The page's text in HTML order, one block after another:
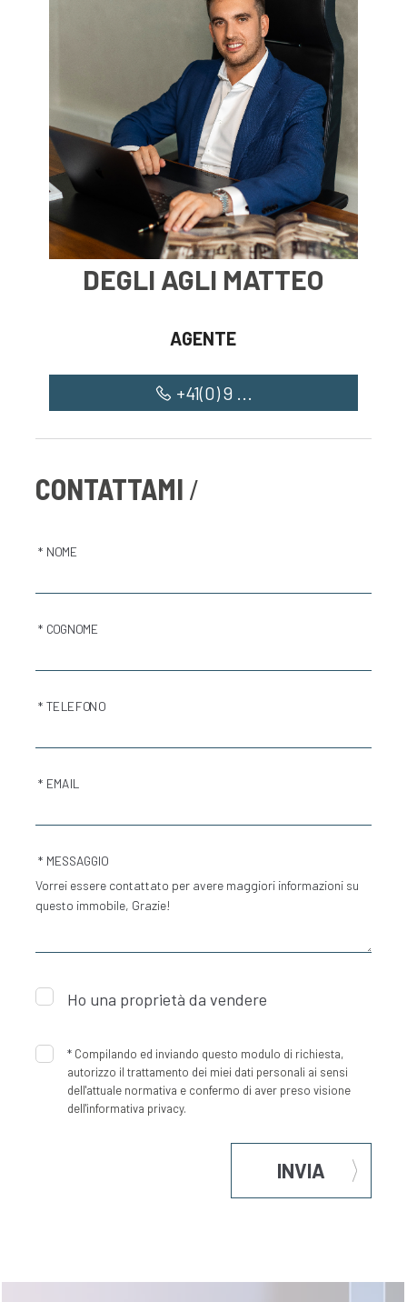
DEGLI AGLI MATTEO
AGENTE
+41(0) 9 ...
CONTATTAMI
* NOME
* COGNOME
* TELEFONO
* EMAIL
* MESSAGGIO
Ho una proprietà da vendere
* Compilando ed inviando questo modulo di richiesta,
autorizzo il trattamento dei miei dati personali ai sensi
dell'attuale normativa e confermo di aver preso visione
dell'informativa privacy.
INVIA